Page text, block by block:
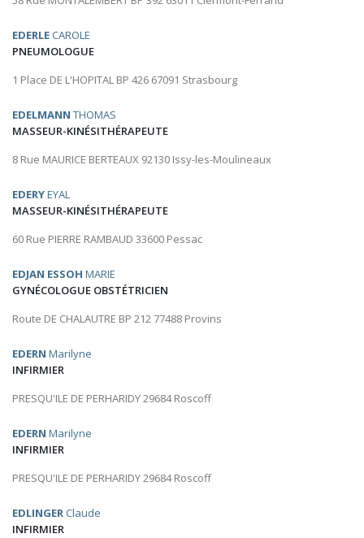
EDERLE CAROLE
PNEUMOLOGUE
1 Place DE L'HOPITAL BP 426 67091 Strasbourg
EDELMANN THOMAS
MASSEUR-KINÉSITHÉRAPEUTE
8 Rue MAURICE BERTEAUX 92130 Issy-les-Moulineaux
EDERYEYAL
MASSEUR-KINÉSITHÉRAPEUTE
60 Rue PIERRE RAMBAUD 33600 Pessac
EDJAN ESSOH MARIE
GYNÉCOLOGUE OBSTÉTRICIEN
Route DE CHALAUTRE BP 212 77488 Provins
EDERN Marilyne
INFIRMIER
PRESQU'ILE DE PERHARIDY 29684 Roscoff
EDERN Marilyne
INFIRMIER
PRESQU'ILE DE PERHARIDY 29684 Roscoff
EDLINGER Claude
INFIRMIER